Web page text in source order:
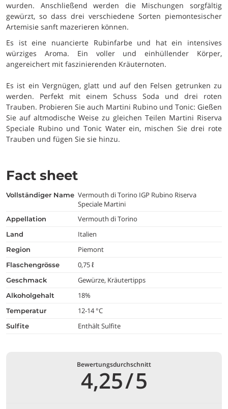
wurden. Anschließend werden die Mischungen sorgfältig
gewürzt, so dass drei verschiedene Sorten piemontesischer
Artemisie sanft mazerieren können.
Es ist eine nuancierte Rubinfarbe und hat ein intensives
würziges Aroma. Ein voller und einhüllender Körper,
angereichert mit faszinierenden Kräuternoten.
Es ist ein Vergnügen, glatt und auf den Felsen getrunken zu
werden. Perfekt mit einem Schuss Soda und drei roten
Trauben. Probieren Sie auch Martini Rubino und Tonic: Gießen
Sie auf altmodische Weise zu gleichen Teilen Martini Riserva
Speciale Rubino und Tonic Water ein, mischen Sie drei rote
Trauben und fügen Sie sie hinzu.
Fact sheet
vollständiger Name Vermouth di Torino IGP Rubino Riserva
Speciale Martini
appellation Vermouth di Torino
land Italien
region Piemont
flaschengrösse 0,75 ℓ
geschmack Gewürze, Kräutertipps
alkoholgehalt 18%
temperatur 12-14 °C
Sulfite Enthält Sulfite
Bewertungsdurchschnitt
4,25/5